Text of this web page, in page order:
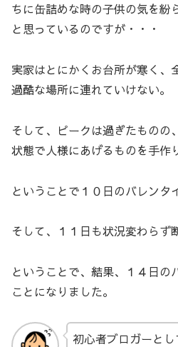
ちに缶詰めな時の子供の気を紛
と思っているのですが・・・
実家はとにかくお台所が寒く、
過酷な場所に連れていけない。
そして、ピークは過ぎたものの
状態で人様にあげるものを手作
ということで１０日のバレンタ
そして、１１日も状況変わらず
ということで、結果、１４日の
ことになりました。
初心者ブロガーと